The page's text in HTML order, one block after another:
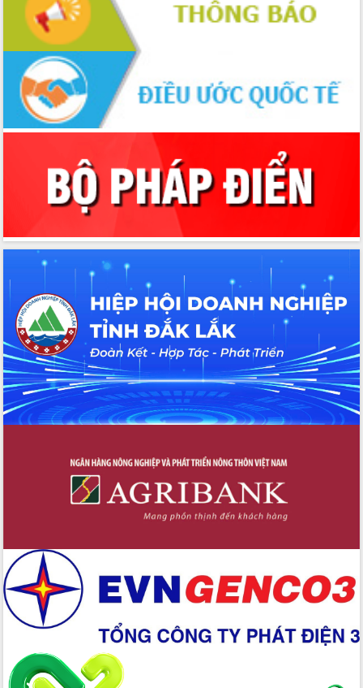
Thứ trưởng Bộ Y tế làm việc với tỉnh
Đắk Lắk về phát triển nhân lực y tế
cho trạm y tế cấp xã
Du lịch Đắk Lắk nâng tầm trải nghiệm
du khách thông qua Hệ thống cơ sở dữ
liệu và Bản đồ số
Tập huấn ứng dụng trí tuệ nhân tạo (AI)
trong thương mại điện tử năm 2026
Đoàn đại biểu Quốc hội tỉnh Đắk Lắk
trao đổi thông tin trước Kỳ họp thứ
nhất, Quốc hội khóa XVI
Quyết liệt cải cách hành chính, khơi
Nâng cao hiệu lực, hiệu quả HĐND
tỉnh thông qua hiện đại hóa hành chính
Xã Ea Phê gắn cải cách hành chính với
chuyển đổi số
Phó Chủ tịch Thường trực UBND tỉnh
Hồ Thị Nguyên Thảo làm việc tại Trung
tâm Phục vụ hành chính công xã Ea
Phê
Xây dựng nền hành chính số đồng
hành cùng nông dân dân, doanh nghiệp
Giai đoạn 2026-2030, Đắk Lắk phấn
Chuyển đổi số 'mở đường' cho nông
nghiệp Đắk Lắk tăng trưởng bứt phá
Triển khai đồng bộ đo đạc, lập hồ sơ
Ứng dụng sinh trắc học - Bước tiến
trong hành trình chuyển đổi số tại Đắk
Lắk
Đắk Lắk nâng cao hiệu quả công tác
Đảng từ Sổ tay đảng viên điện tử
Đắk Lắk đẩy mạnh nuôi biển công
nghệ, hướng tới phát triển thủy sản